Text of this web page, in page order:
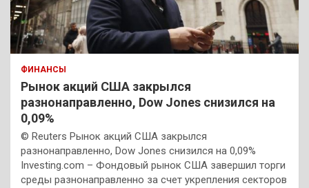
ФИНАНСЫ
Рынок акций США закрылся
разнонаправленно, Dow Jones снизился на
0,09%
© Reuters Рынок акций США закрылся
разнонаправленно, Dow Jones снизился на 0,09%
Investing.com – Фондовый рынок США завершил торги
среды разнонаправленно за счет укрепления секторов